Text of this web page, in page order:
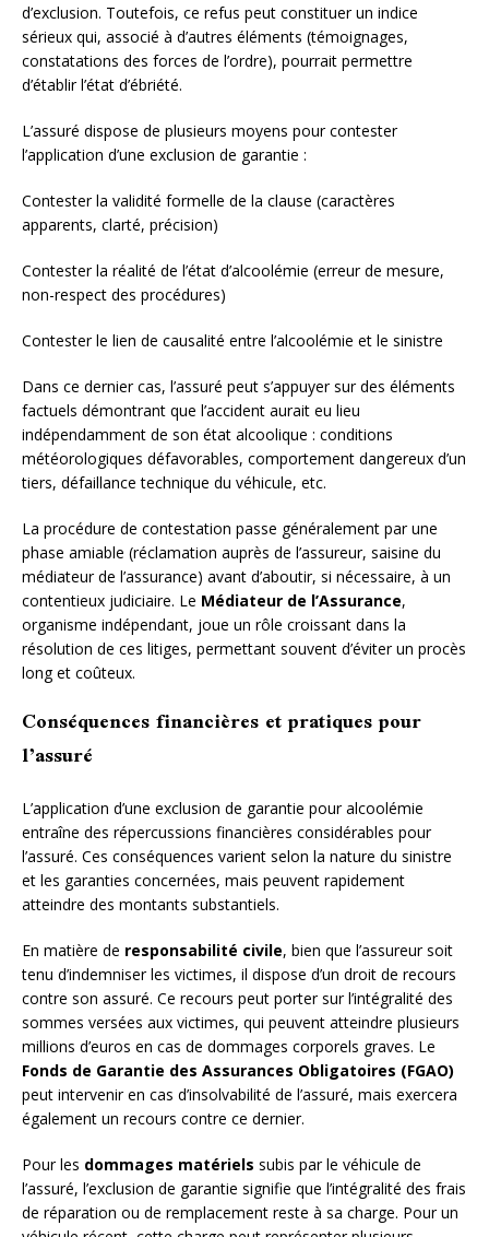
d’exclusion. Toutefois, ce refus peut constituer un indice
sérieux qui, associé à d’autres éléments (témoignages,
constatations des forces de l’ordre), pourrait permettre
d’établir l’état d’ébriété.
L’assuré dispose de plusieurs moyens pour contester
l’application d’une exclusion de garantie :
Contester la validité formelle de la clause (caractères
apparents, clarté, précision)
Contester la réalité de l’état d’alcoolémie (erreur de mesure,
non-respect des procédures)
Contester le lien de causalité entre l’alcoolémie et le sinistre
Dans ce dernier cas, l’assuré peut s’appuyer sur des éléments
factuels démontrant que l’accident aurait eu lieu
indépendamment de son état alcoolique : conditions
météorologiques défavorables, comportement dangereux d’un
tiers, défaillance technique du véhicule, etc.
La procédure de contestation passe généralement par une
phase amiable (réclamation auprès de l’assureur, saisine du
médiateur de l’assurance) avant d’aboutir, si nécessaire, à un
contentieux judiciaire. Le Médiateur de l’Assurance,
organisme indépendant, joue un rôle croissant dans la
résolution de ces litiges, permettant souvent d’éviter un procès
long et coûteux.
Conséquences financières et pratiques pour
l’assuré
L’application d’une exclusion de garantie pour alcoolémie
entraîne des répercussions financières considérables pour
l’assuré. Ces conséquences varient selon la nature du sinistre
et les garanties concernées, mais peuvent rapidement
atteindre des montants substantiels.
En matière de responsabilité civile, bien que l’assureur soit
tenu d’indemniser les victimes, il dispose d’un droit de recours
contre son assuré. Ce recours peut porter sur l’intégralité des
sommes versées aux victimes, qui peuvent atteindre plusieurs
millions d’euros en cas de dommages corporels graves. Le
Fonds de Garantie des Assurances Obligatoires (FGAO)
peut intervenir en cas d’insolvabilité de l’assuré, mais exercera
également un recours contre ce dernier.
Pour les dommages matériels subis par le véhicule de
l’assuré, l’exclusion de garantie signifie que l’intégralité des frais
de réparation ou de remplacement reste à sa charge. Pour un